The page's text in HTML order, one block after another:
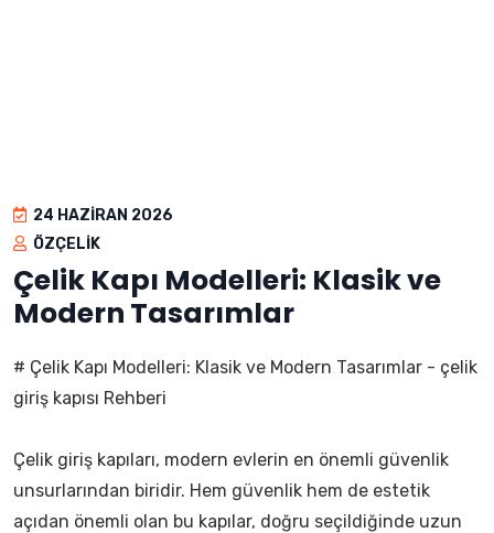
24 HAZIRAN 2026
ÖZÇELIK
Çelik Kapı Modelleri: Klasik ve
Modern Tasarımlar
# Çelik Kapı Modelleri: Klasik ve Modern Tasarımlar - çelik
giriş kapısı Rehberi
Çelik giriş kapıları, modern evlerin en önemli güvenlik
unsurlarından biridir. Hem güvenlik hem de estetik
açıdan önemli olan bu kapılar, doğru seçildiğinde uzun